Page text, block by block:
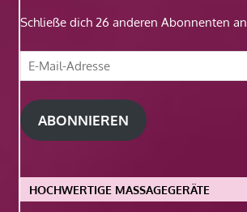
Schließe dich 26 anderen Abonnenten an
E-
Mail-
Adresse
ABONNIEREN
HOCHWERTIGE MASSAGEGERÄTE